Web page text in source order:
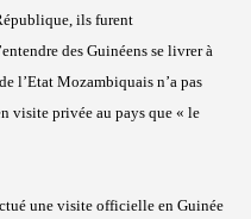
ils furent
des Guinéens se livrer à
l’Etat Mozambiquais n’a pas
visite privée au pays que « le
une visite officielle en Guinée